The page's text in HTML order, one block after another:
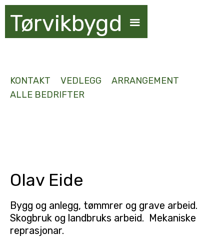
Tørvikbygd
KONTAKT VEDLEGG
ARRANGEMENT
ALLE BEDRIFTER
Olav Eide
Bygg og anlegg, tømmrer og grave arbeid.
Skogbruk og landbruks arbeid. Mekaniske
reprasjonar.